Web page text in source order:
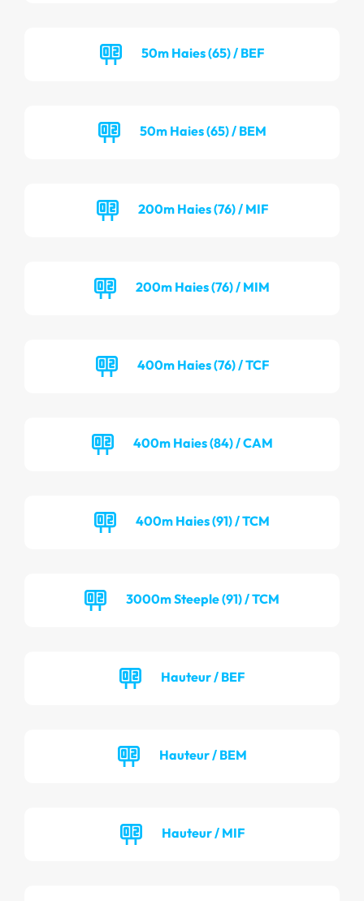
50m Haies (65) / BEF
50m Haies (65) / BEM
200m Haies (76) / MIF
200m Haies (76) / MIM
400m Haies (76) / TCF
400m Haies (84) / CAM
400m Haies (91) / TCM
3000m Steeple (91) / TCM
Hauteur / BEF
Hauteur / BEM
Hauteur / MIF